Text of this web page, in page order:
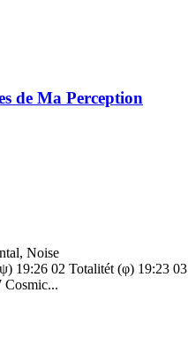
de Ma Perception
Noise
19:26 02 Totalitét (φ) 19:23
Cosmic...